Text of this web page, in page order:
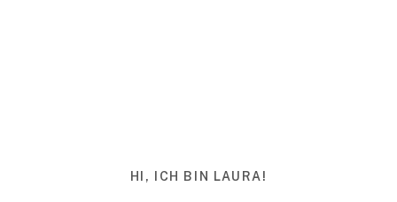
HI, ICH BIN LAURA!